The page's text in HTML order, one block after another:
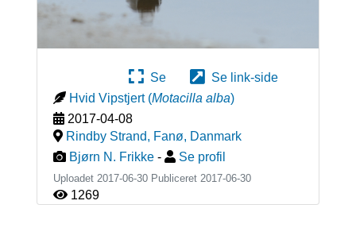
Se
Se link-side
Hvid Vipstjert (Motacilla alba)
2017-04-08
Rindby Strand, Fanø, Danmark
Bjørn N. Frikke - Se profil
Uploadet 2017-06-30 Publiceret 2017-06-30
1269